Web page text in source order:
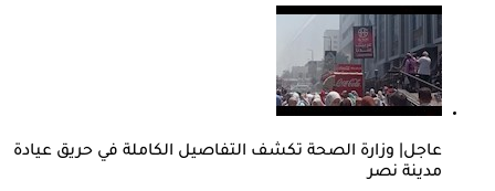
عاجل| وزارة الصحة تكشف التفاصيل الكاملة في حريق عيادة
مدينة نصر